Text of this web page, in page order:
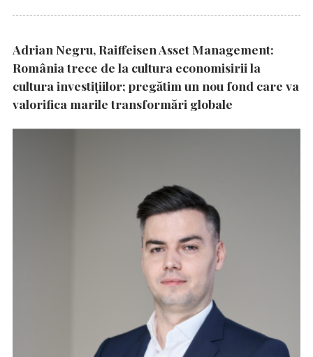
Adrian Negru, Raiffeisen Asset Management:
România trece de la cultura economisirii la
cultura investițiilor; pregătim un nou fond care va
valorifica marile transformări globale